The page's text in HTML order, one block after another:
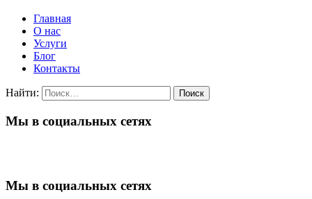
Главная
О нас
Услуги
Блог
Контакты
Найти:
Мы в социальных сетях
Мы в социальных сетях